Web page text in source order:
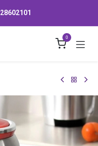
28602101
0